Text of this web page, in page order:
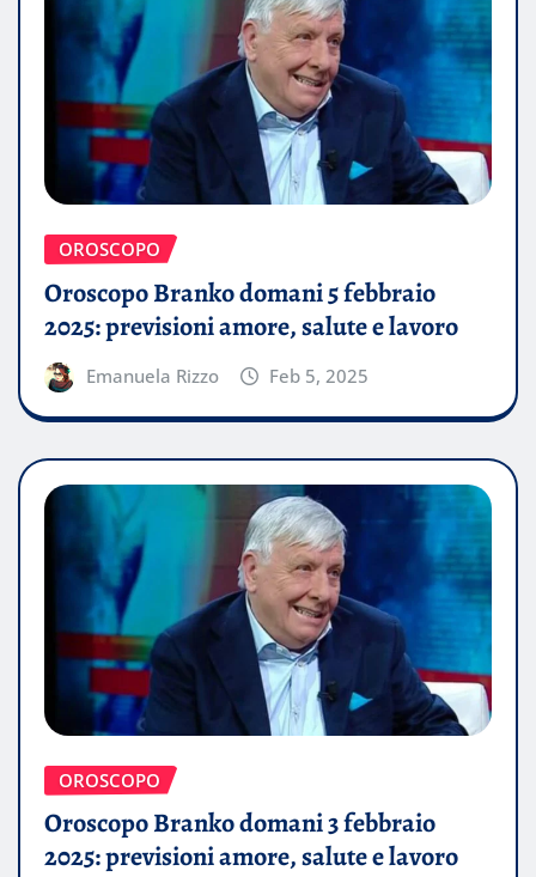
OROSCOPO
Oroscopo Branko domani 5 febbraio
2025: previsioni amore, salute e lavoro
Emanuela Rizzo Feb 5, 2025
OROSCOPO
Oroscopo Branko domani 3 febbraio
2025: previsioni amore, salute e lavoro